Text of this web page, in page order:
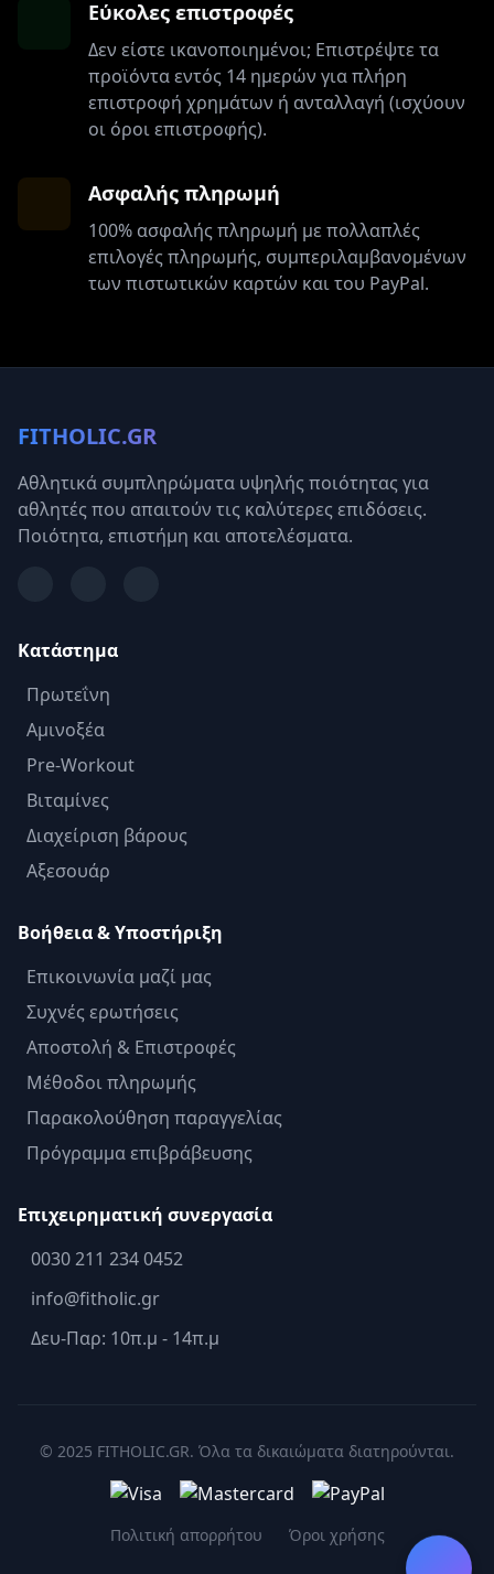
Εύκολες επιστροφές
Δεν είστε ικανοποιημένοι; Επιστρέψτε τα
προϊόντα εντός 14 ημερών για πλήρη
επιστροφή χρημάτων ή ανταλλαγή (ισχύουν
οι όροι επιστροφής).
Ασφαλής πληρωμή
100% ασφαλής πληρωμή με πολλαπλές
επιλογές πληρωμής, συμπεριλαμβανομένων
των πιστωτικών καρτών και του PayPal.
FITHOLIC.GR
Αθλητικά συμπληρώματα υψηλής ποιότητας για
αθλητές που απαιτούν τις καλύτερες επιδόσεις.
Ποιότητα, επιστήμη και αποτελέσματα.
Κατάστημα
Πρωτεΐνη
Αμινοξέα
Pre-Workout
Βιταμίνες
Διαχείριση βάρους
Αξεσουάρ
Βοήθεια & Υποστήριξη
Επικοινωνία μαζί μας
Συχνές ερωτήσεις
Αποστολή & Επιστροφές
Μέθοδοι πληρωμής
Παρακολούθηση παραγγελίας
Πρόγραμμα επιβράβευσης
Επιχειρηματική συνεργασία
0030 211 234 0452
info@fitholic.gr
Δευ-Παρ: 10π.μ - 14π.μ
© 2025 FITHOLIC.GR. Όλα τα δικαιώματα διατηρούνται.
Πολιτική απορρήτου Όροι χρήσης